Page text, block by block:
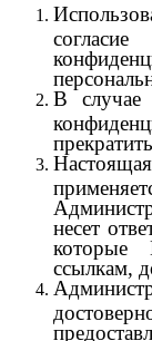
В случае
несет
которые
ссылкам,